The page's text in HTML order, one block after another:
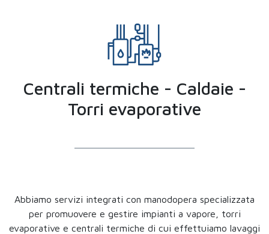
Centrali termiche - Caldaie -
Torri evaporative
Abbiamo servizi integrati con manodopera specializzata
per promuovere e gestire impianti a vapore, torri
evaporative e centrali termiche di cui effettuiamo lavaggi